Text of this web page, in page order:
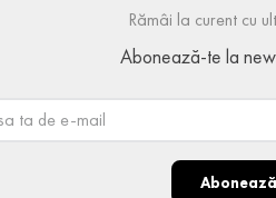
Rămâi la curent cu
Abonează-te la